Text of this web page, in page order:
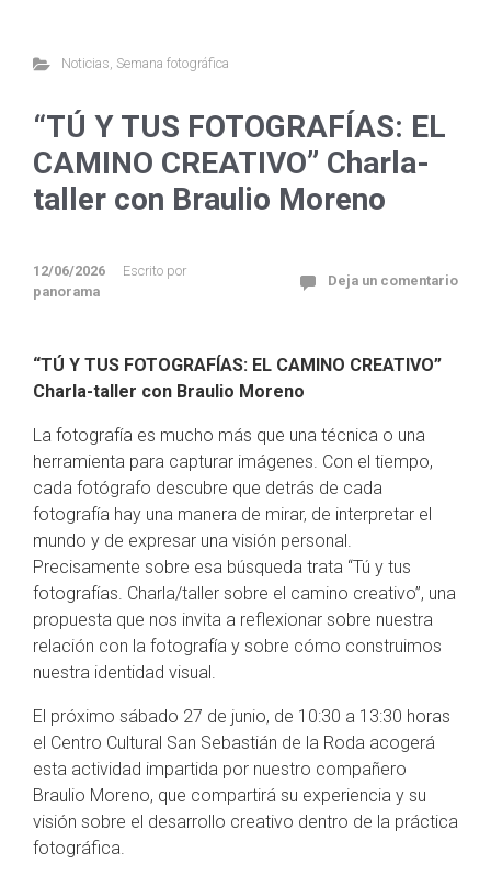
Noticias, Semana fotográfica
“TÚ Y TUS FOTOGRAFÍAS: EL
CAMINO CREATIVO” Charla-
taller con Braulio Moreno
12/06/2026
Escrito por
panorama
Deja un comentario
“TÚ Y TUS FOTOGRAFÍAS: EL CAMINO CREATIVO”
Charla-taller con Braulio Moreno
La fotografía es mucho más que una técnica o una
herramienta para capturar imágenes. Con el tiempo,
cada fotógrafo descubre que detrás de cada
fotografía hay una manera de mirar, de interpretar el
mundo y de expresar una visión personal.
Precisamente sobre esa búsqueda trata “Tú y tus
fotografías. Charla/taller sobre el camino creativo”, una
propuesta que nos invita a reflexionar sobre nuestra
relación con la fotografía y sobre cómo construimos
nuestra identidad visual.
El próximo sábado 27 de junio, de 10:30 a 13:30 horas
el Centro Cultural San Sebastián de la Roda acogerá
esta actividad impartida por nuestro compañero
Braulio Moreno, que compartirá su experiencia y su
visión sobre el desarrollo creativo dentro de la práctica
fotográfica.